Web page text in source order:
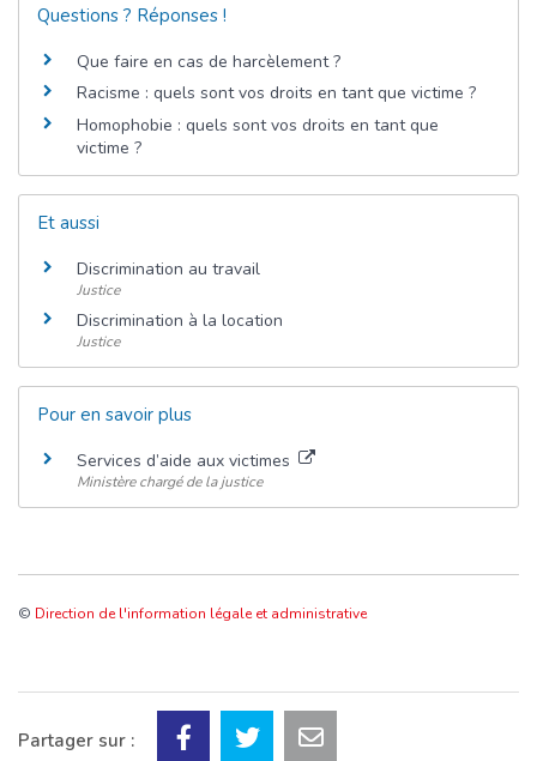
Questions ? Réponses !
Que faire en cas de harcèlement ?
Racisme : quels sont vos droits en tant que victime ?
Homophobie : quels sont vos droits en tant que
victime ?
Et aussi
Discrimination au travail
Justice
Discrimination à la location
Justice
Pour en savoir plus
Services d’aide aux victimes
Ministère chargé de la justice
© Direction de l'information légale et administrative
Partager sur :